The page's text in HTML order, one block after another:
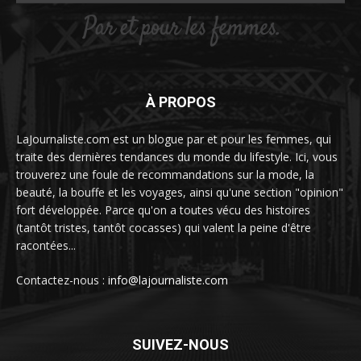
À PROPOS
LaJournaliste.com est un blogue par et pour les femmes, qui
traite des dernières tendances du monde du lifestyle. Ici, vous
trouverez une foule de recommandations sur la mode, la
beauté, la bouffe et les voyages, ainsi qu'une section "opinion"
fort développée. Parce qu'on a toutes vécu des histoires
(tantôt tristes, tantôt cocasses) qui valent la peine d'être
racontées...
Contactez-nous : info@lajournaliste.com
SUIVEZ-NOUS